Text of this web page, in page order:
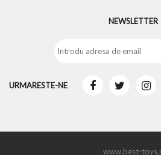
NEWSLETTER
URMARESTE-NE
www.best-